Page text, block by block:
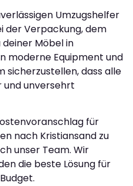
Umzugshelfer
der Verpackung, dem
Möbel in
moderne Equipment und
dass alle
und unversehrt
für
nach Kristiansand zu
unser Team. Wir
die beste Lösung für